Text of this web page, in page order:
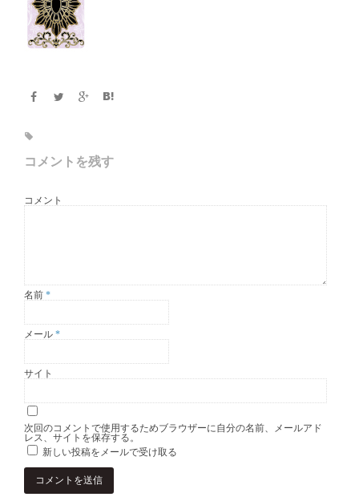
コメントを残す
コメント
名前 *
メール *
サイト
次回のコメントで使用するためブラウザーに自分の名前、メールアド
レス、サイトを保存する。
新しい投稿をメールで受け取る